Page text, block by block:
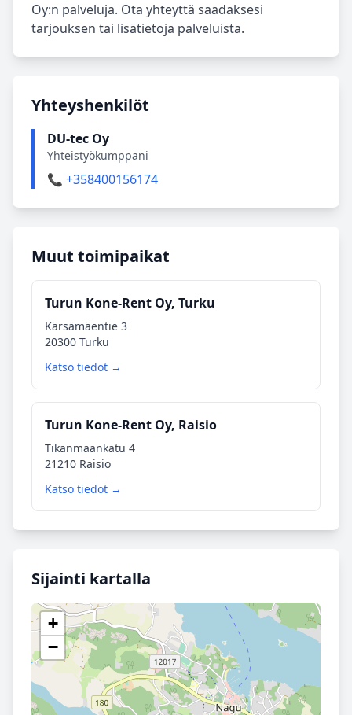
Oy:n palveluja. Ota yhteyttä saadaksesi
tarjouksen tai lisätietoja palveluista.
Yhteyshenkilöt
DU-tec Oy
Yhteistyökumppani
📞 +358400156174
Muut toimipaikat
Turun Kone-Rent Oy, Turku
Kärsämäentie 3
20300 Turku
Katso tiedot →
Turun Kone-Rent Oy, Raisio
Tikanmaankatu 4
21210 Raisio
Katso tiedot →
Sijainti kartalla
+
−